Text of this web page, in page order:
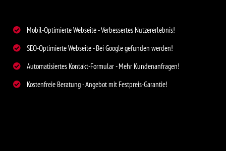
Mobil-Optimierte Webseite - Verbessertes Nutzererlebnis!
SEO-Optimierte Webseite - Bei Google gefunden werden!
Automatisiertes Kontakt-Formular - Mehr Kundenanfragen!
Kostenfreie Beratung - Angebot mit Festpreis-Garantie!